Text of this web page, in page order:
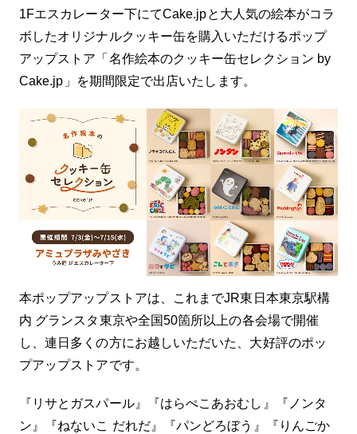
パーティーやイベントのデザートとして ・
ONE PIECEが好きなご友人やご家族へのサ
プライズギフトとして ぜひお手に取ってお楽
品はこちら＞ 尾田栄一郎集英社・フジテレ
て、お届け日が異なる場合がございます。 ※
商品によって発送元・発送方法が異なるた
め、各商品ごとに送料が発生します。
1Fエスカレーター下にてCake.jpと大人気の絵本がコラ
ボしたオリジナルクッキー缶を購入いただけるポップ
アップストア「名作絵本のクッキー缶セレクション by
Cake.jp」を期間限定で出店いたします。
本ポップアップストアは、これまでJR東日本東京駅構
内 グランスタ東京や全国50箇所以上の各会場で開催
し、連日多くの方にお越しいただいた、大好評のポッ
プアップストアです。
『リサとガスパール』『はらぺこあおむし』『ノンタ
ン』『ねないこ だれだ』『パンどろぼう』『りんごか